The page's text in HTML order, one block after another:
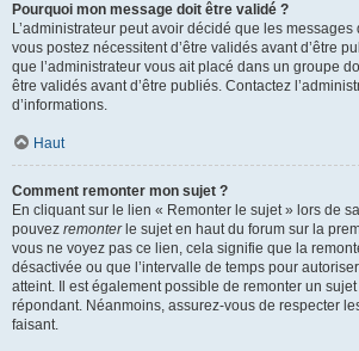
Pourquoi mon message doit être validé ?
L’administrateur peut avoir décidé que les messages
vous postez nécessitent d’être validés avant d’être
que l’administrateur vous ait placé dans un groupe
être validés avant d’être publiés. Contactez
d’informations.
Haut
Comment remonter mon sujet ?
En cliquant sur le lien « Remonter le sujet » lors de
pouvez remonterle sujet en haut du forum sur la
vous ne voyez pas ce lien, cela signifie que la
désactivée ou que l’intervalle de temps pour
atteint. Il est également possible de remonter un
répondant. Néanmoins, assurez-vous de respecter
faisant.